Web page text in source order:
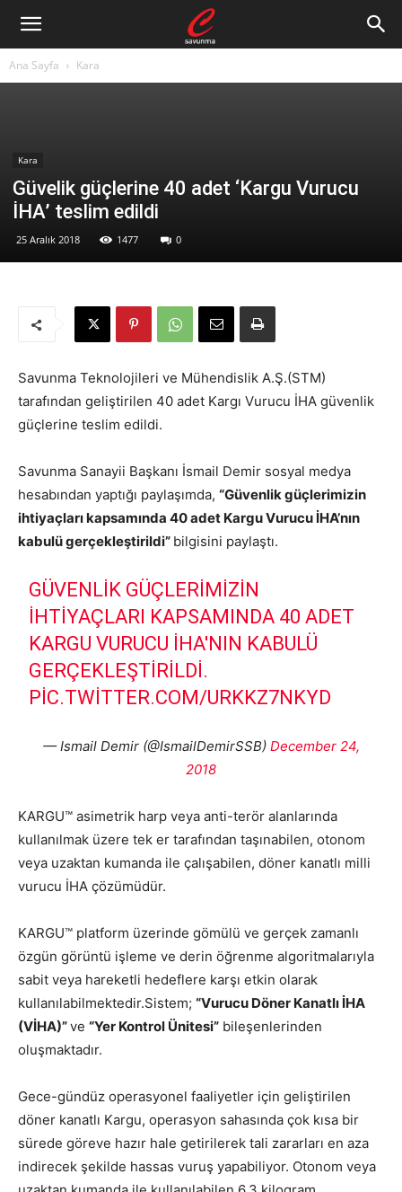
Ana Sayfa Kara
Kara
Güvelik güçlerine 40 adet ‘Kargu Vurucu
İHA’ teslim edildi
25 Aralık 2018 1477 0
Savunma Teknolojileri ve Mühendislik A.Ş.(STM)
tarafından geliştirilen 40 adet Kargı Vurucu İHA güvenlik
güçlerine teslim edildi.
Savunma Sanayii Başkanı İsmail Demir sosyal medya
hesabından yaptığı paylaşımda, “Güvenlik güçlerimizin
ihtiyaçları kapsamında 40 adet Kargu Vurucu İHA’nın
kabulü gerçekleştirildi” bilgisini paylaştı.
GÜVENLIK GÜÇLERIMIZIN
IHTIYAÇLARI KAPSAMINDA 40 ADET
KARGU VURUCU İHA'NIN KABULÜ
GERÇEKLEŞTIRILDI.
PIC.TWITTER.COM/URKKZ7NKYD
— Ismail Demir (@IsmailDemirSSB) December 24,
2018
KARGU™ asimetrik harp veya anti-terör alanlarında
kullanılmak üzere tek er tarafından taşınabilen, otonom
veya uzaktan kumanda ile çalışabilen, döner kanatlı milli
vurucu İHA çözümüdür.
KARGU™ platform üzerinde gömülü ve gerçek zamanlı
özgün görüntü işleme ve derin öğrenme algoritmalarıyla
sabit veya hareketli hedeflere karşı etkin olarak
kullanılabilmektedir.Sistem; “Vurucu Döner Kanatlı İHA
(VİHA)”ve “Yer Kontrol Ünitesi” bileşenlerinden
oluşmaktadır.
Gece-gündüz operasyonel faaliyetler için geliştirilen
döner kanatlı Kargu, operasyon sahasında çok kısa bir
sürede göreve hazır hale getirilerek tali zararları en aza
indirecek şekilde hassas vuruş yapabiliyor. Otonom veya